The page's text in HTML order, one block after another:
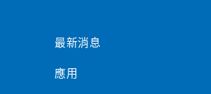
最新消息
應用